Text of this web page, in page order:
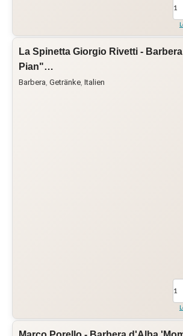
La Spinetta Giorgio Rivetti -
Pian"…
Barbera, Getränke, Italien